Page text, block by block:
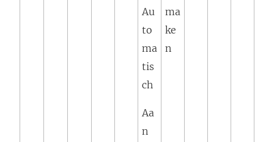
Au
to
ma
tis
ch
Aa
n
ma
ke
n